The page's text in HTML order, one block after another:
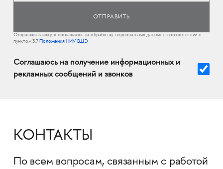
Отправляя заявку, я соглашаюсь на обработку персональных данных в соответствии с
пунктом 3.7Положения НИУ ВШЭ
Соглашаюсь на получение информационных и
рекламных сообщений и звонков
КОНТАКТЫ
По всем вопросам, связанным с работой